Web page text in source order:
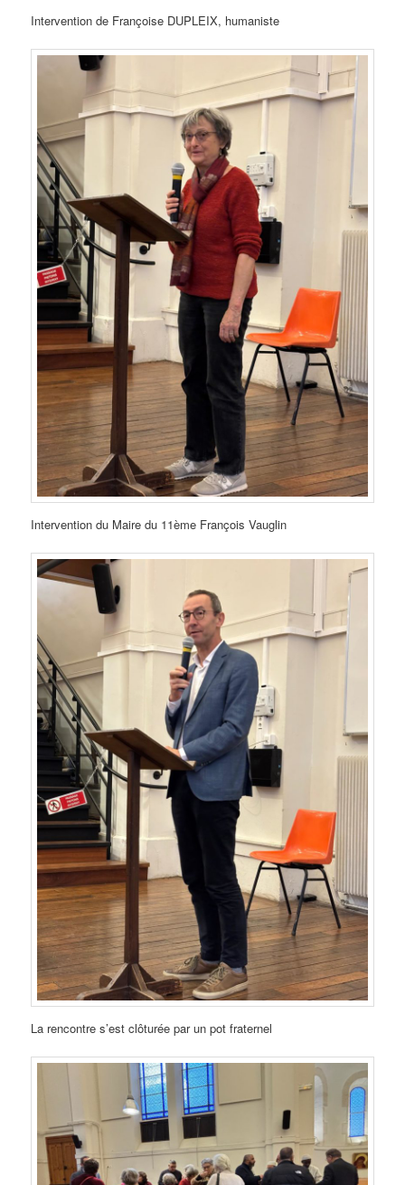
Intervention de Françoise DUPLEIX, humaniste
Intervention du Maire du 11ème François Vauglin
La rencontre s’est clôturée par un pot fraternel